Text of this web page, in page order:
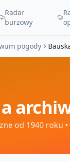
Radar
burzowy
pogody
od 1940 roku